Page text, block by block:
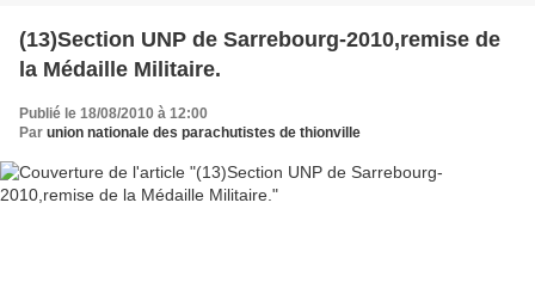
(13)Section UNP de Sarrebourg-2010,remise de
la Médaille Militaire.
Publié le 18/08/2010 à 12:00
Par union nationale des parachutistes de thionville